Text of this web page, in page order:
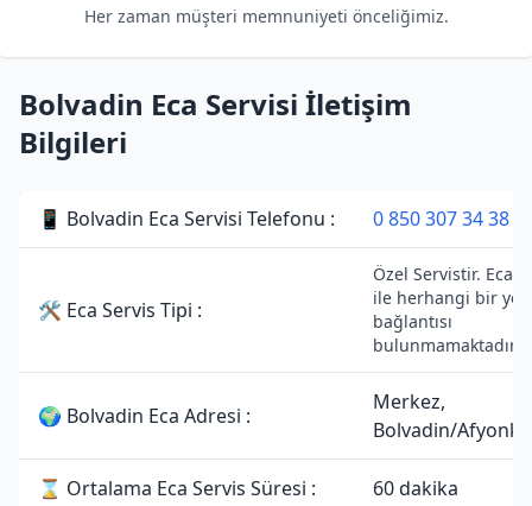
Her zaman müşteri memnuniyeti önceliğimiz.
Bolvadin Eca Servisi İletişim
Bilgileri
📱 Bolvadin Eca Servisi Telefonu : 0 850 307 34 38
🛠 Eca Servis Tipi :
Özel Servistir. Eca
ile herhangi bir
bağlantısı
bulunmamaktadır.
🌍 Bolvadin Eca Adresi :
Merkez,
Bolvadin/
⌛ Ortalama Eca Servis Süresi : 60 dakika